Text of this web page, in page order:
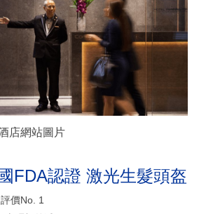
店網站圖片
FDA認證 激光生髮頭盔
價No. 1